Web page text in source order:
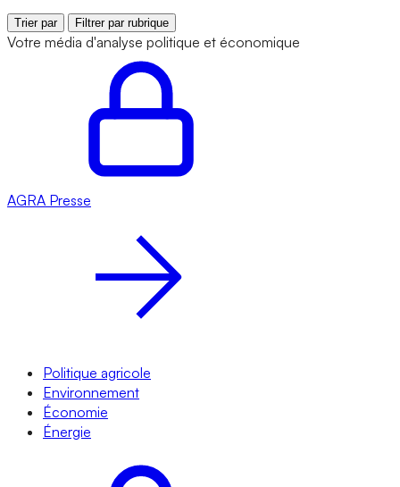
Trier par Filtrer par rubrique
Votre média d'analyse politique et économique
AGRA Presse
Politique agricole
Environnement
Économie
Énergie